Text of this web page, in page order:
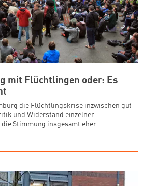
mit Flüchtlingen oder: Es
die Flüchtlingskrise inzwischen gut
und Widerstand einzelner
Stimmung insgesamt eher